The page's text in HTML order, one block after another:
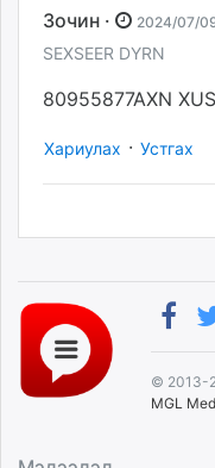
Зочин · 2024/07/
SEXSEER DYRN
80955877AXN
Хариулах · Устгах
© 2013-
MGL